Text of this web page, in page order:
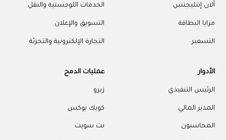
آلان إنتليجنس
مزايا البطاقة
التسعير
الخدمات اللوجستية والنقل
التسويق والإعلان
التجارة الإلكترونية والتجزئة
الأدوار
الرئيس التنفيذي
المدير المالي
المحاسبون
عمليات الدمج
زيرو
كويك بوكس
نت سويت